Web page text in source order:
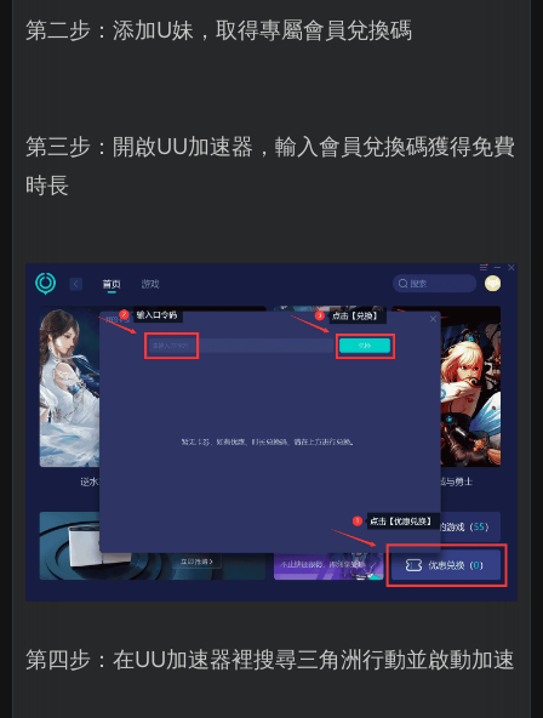
第二步：添加U妹，取得專屬會員兌換碼
第三步：開啟UU加速器，輸入會員兌換碼獲得免費
時長
第四步：在UU加速器裡搜尋三角洲行動並啟動加速